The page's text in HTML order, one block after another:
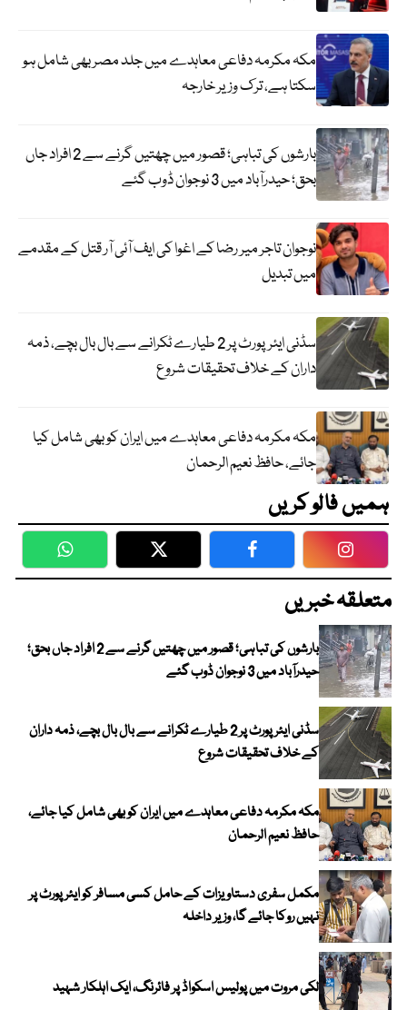
مکہ مکرمہ دفاعی معاہدے میں جلد مصر بھی شامل ہو
سکتا ہے، ترک وزیر خارجہ
بارشوں کی تباہی؛ قصور میں چھتیں گرنے سے 2 افراد جاں
بحق؛ حیدرآباد میں 3 نوجوان ڈوب گئے
نوجوان تاجر میر رضا کے اغوا کی ایف آئی آر قتل کے مقدمے
میں تبدیل
سڈنی ایئرپورٹ پر 2 طیارے ٹکرانے سے بال بال بچے، ذمہ
داران کے خلاف تحقیقات شروع
مکہ مکرمہ دفاعی معاہدے میں ایران کو بھی شامل کیا
جائے، حافظ نعیم الرحمان
ہمیں فالو کریں
WhatsApp Twitter Facebook
متعلقہ خبریں
بارشوں کی تباہی؛ قصور میں چھتیں گرنے سے 2 افراد جاں بحق؛
حیدرآباد میں 3 نوجوان ڈوب گئے
سڈنی ایئرپورٹ پر 2 طیارے ٹکرانے سے بال بال بچے، ذمہ داران
کے خلاف تحقیقات شروع
مکہ مکرمہ دفاعی معاہدے میں ایران کو بھی شامل کیا جائے،
حافظ نعیم الرحمان
مکمل سفری دستاویزات کے حامل کسی مسافر کو ایئرپورٹ پر
نہیں روکا جائے گا، وزیر داخلہ
لکی مروت میں پولیس اسکواڈ پر فائرنگ، ایک اہلکار شہید